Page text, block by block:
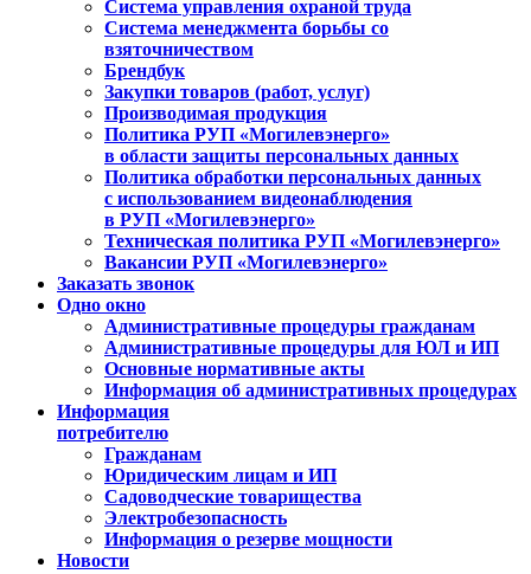
Система управления охраной труда
Система менеджмента борьбы со
взяточничеством
Брендбук
Закупки товаров (работ, услуг)
Производимая продукция
Политика РУП «Могилевэнерго»
в области защиты персональных данных
Политика обработки персональных данных
с использованием видеонаблюдения
в РУП «Могилевэнерго»
Техническая политика РУП «Могилевэнерго»
Вакансии РУП «Могилевэнерго»
Заказать звонок
Одно окно
Административные процедуры гражданам
Административные процедуры для ЮЛ и ИП
Основные нормативные акты
Информация об административных процедурах
Информация
потребителю
Гражданам
Юридическим лицам и ИП
Садоводческие товарищества
Электробезопасность
Информация о резерве мощности
Новости